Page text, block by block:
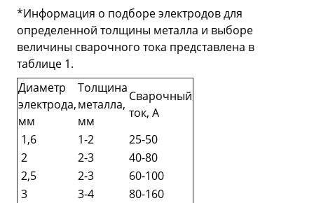
*Информация о подборе электродов для
определенной толщины металла и выборе
величины сварочного тока представлена в
таблице 1.
Диаметр
электрода,
мм
Толщина
металла,
мм
Сварочный
ток, А
1,6
1-2
25-50
2
2-3
40-80
2,5
2-3
60-100
3
3-4
80-160